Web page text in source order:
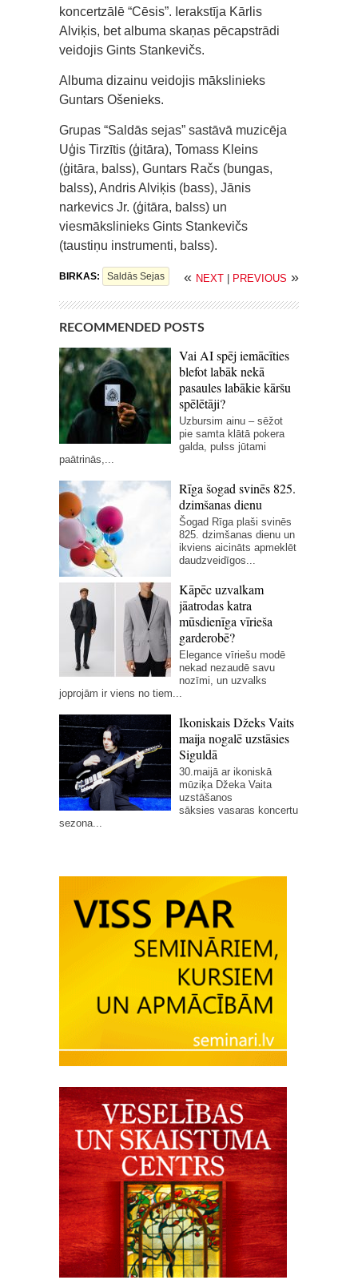
koncertzālē “Cēsis”. Ierakstīja Kārlis
Alviķis, bet albuma skaņas pēcapstrādi
veidojis Gints Stankevičs.
Albuma dizainu veidojis mākslinieks
Guntars Ošenieks.
Grupas “Saldās sejas” sastāvā muzicēja
Uģis Tirzītis (ģitāra), Tomass Kleins
(ģitāra, balss), Guntars Račs (bungas,
balss), Andris Alviķis (bass), Jānis
narkevics Jr. (ģitāra, balss) un
viesmākslinieks Gints Stankevičs
(taustiņu instrumenti, balss).
BIRKAS: Saldās Sejas « NEXT | PREVIOUS »
RECOMMENDED POSTS
Vai AI spēj iemācīties
blefot labāk nekā
pasaules labākie kāršu
spēlētāji?
Uzbursim ainu – sēžot
pie samta klātā pokera
galda, pulss jūtami
paātrinās,...
Rīga šogad svinēs 825.
dzimšanas dienu
Šogad Rīga plaši svinēs
825. dzimšanas dienu un
ikviens aicināts apmeklēt
daudzveidīgos...
Kāpēc uzvalkam
jāatrodas katra
mūsdienīga vīrieša
garderobē?
Elegance vīriešu modē
nekad nezaudē savu
nozīmi, un uzvalks
joprojām ir viens no tiem...
Ikoniskais Džeks Vaits
maija nogalē uzstāsies
Siguldā
30.maijā ar ikoniskā
mūziķa Džeka Vaita
uzstāšanos
sāksies vasaras koncertu
sezona...